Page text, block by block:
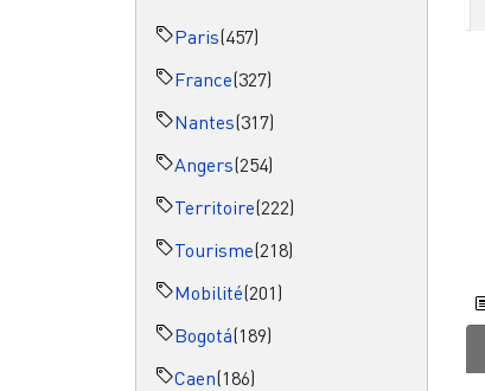
Paris(457)
France(327)
Nantes(317)
Angers(254)
Territoire(222)
Tourisme(218)
Mobilité(201)
Bogotá(189)
Caen(186)